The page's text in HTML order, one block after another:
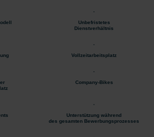
Unbefristetes
Dienstverhältnis
Vollzeitarbeitsplatz
Company-Bikes
Unterstützung während
des gesamten Bewerbungsprozesses